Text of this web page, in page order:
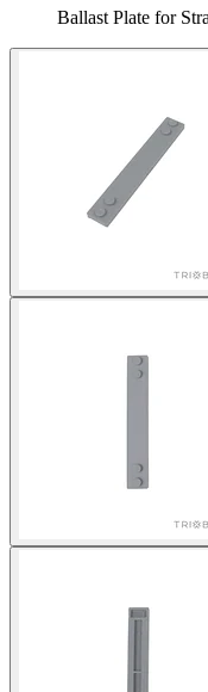
Ballast Plate for